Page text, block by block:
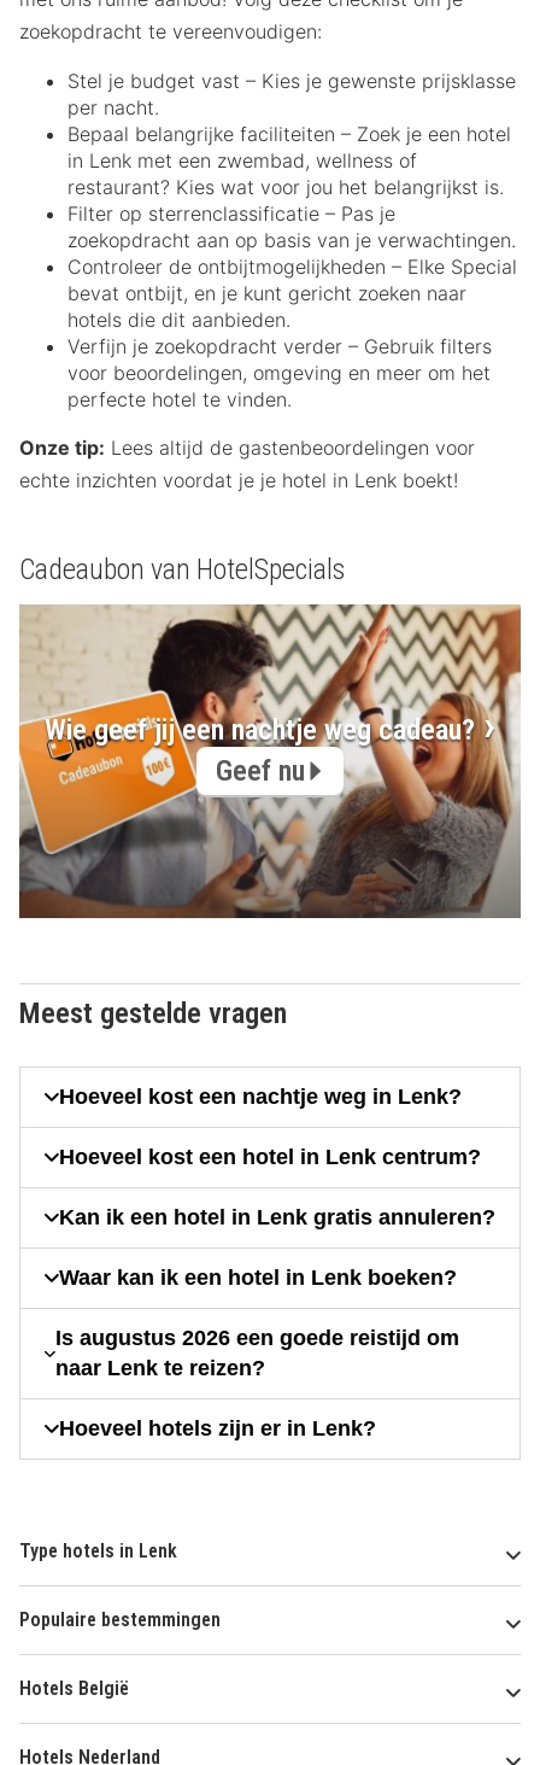
zoekopdracht te vereenvoudigen:
Stel je budget vast – Kies je gewenste prijsklasse
per nacht.
Bepaal belangrijke faciliteiten – Zoek je een hotel
in Lenk met een zwembad, wellness of
restaurant? Kies wat voor jou het belangrijkst is.
Filter op sterrenclassificatie – Pas je
zoekopdracht aan op basis van je verwachtingen.
Controleer de ontbijtmogelijkheden – Elke Special
bevat ontbijt, en je kunt gericht zoeken naar
hotels die dit aanbieden.
Verfijn je zoekopdracht verder – Gebruik filters
voor beoordelingen, omgeving en meer om het
perfecte hotel te vinden.
Onze tip: Lees altijd de gastenbeoordelingen voor
echte inzichten voordat je je hotel in Lenk boekt!
Cadeaubon van HotelSpecials
Wie geef jij een nachtje weg cadeau?
Geef nu
Meest gestelde vragen
Hoeveel kost een nachtje weg in Lenk?
Hoeveel kost een hotel in Lenk centrum?
Kan ik een hotel in Lenk gratis annuleren?
Waar kan ik een hotel in Lenk boeken?
Is augustus 2026 een goede reistijd om
naar Lenk te reizen?
Hoeveel hotels zijn er in Lenk?
Type hotels in Lenk
Populaire bestemmingen
Hotels België
Hotels Nederland